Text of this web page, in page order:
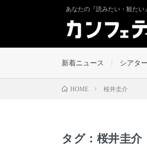
あなたの『読みたい・観たい
新着ニュース シアタ
HOME 桜井圭介
タグ：桜井圭介